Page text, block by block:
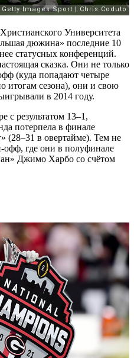
Университета
дюжина» последние 10
статусных конференций.
сказка. Они не только
(куда попадают четыре
итогам сезона), они и свою
в 2014 году.
результатом 13–1,
потерпела в финале
(28–31 в овертайме). Тем не
офф, где они в полуфинале
Джимо Харбо со счётом